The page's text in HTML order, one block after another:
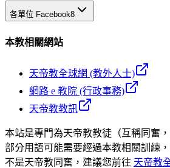
各單位 Facebook8
本教相關網站
天帝教全球網 (教外人士)
網路 e 教院 (行政事務)
天帝教教訊
本站是專門為天帝教教徒（互稱同奮
部分用語可能需要經過本教相關訓練
不是天帝教同奮，建議您前往 天帝教